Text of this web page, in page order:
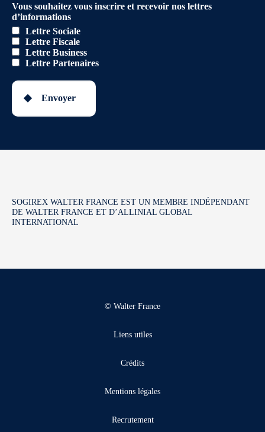
Vous souhaitez vous inscrire et recevoir nos lettres
d’informations
Lettre Sociale
Lettre Fiscale
Lettre Business
Lettre Partenaires
Envoyer
SOGIREX WALTER FRANCE EST UN MEMBRE INDÉPENDANT
DE WALTER FRANCE ET D’ALLINIAL GLOBAL
INTERNATIONAL
© Walter France
Liens utiles
Crédits
Mentions légales
Recrutement